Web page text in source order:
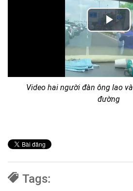
Video hai người đàn ông lao
đường
Tags: